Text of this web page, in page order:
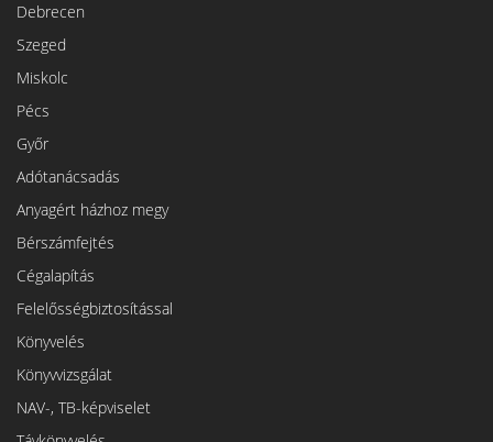
Debrecen
Szeged
Miskolc
Pécs
Győr
Adótanácsadás
Anyagért házhoz megy
Bérszámfejtés
Cégalapítás
Felelősségbiztosítással
Könyvelés
Könyvvizsgálat
NAV-, TB-képviselet